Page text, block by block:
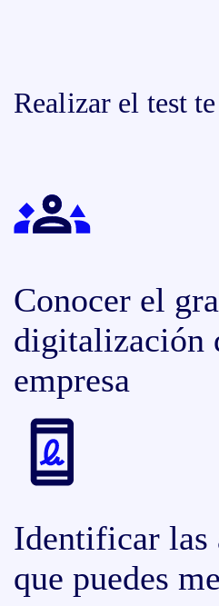
Realizar el test
Conocer el
digitalización
empresa
Identificar las
que puedes